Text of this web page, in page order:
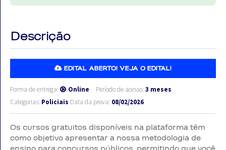
Descrição
EDITAL ABERTO! VEJA O EDITAL!
Forma de entrega: Online Período de acesso: 3 meses
Categorias: Policiais Data da prova: 08/02/2026
Os cursos gratuitos disponíveis na plataforma têm
como objetivo apresentar a nossa metodologia de